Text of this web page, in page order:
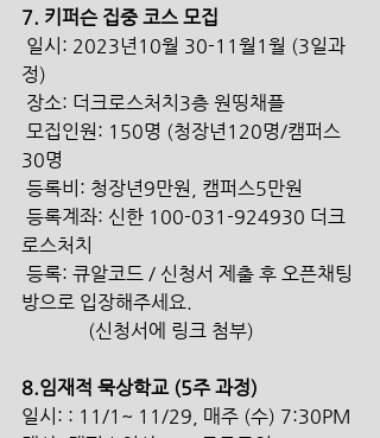
7. 키퍼슨 집중 코스 모집
정)
장소: 더크로스처치3층 원띵채플
30명
등록비: 청장년9만원, 캠퍼스5만원
로스처치
방으로 입장해주세요.
              (신청서에 링크 첨부)
8.임재적 묵상학교 (5주 과정)
일시: : 11/1~ 11/29, 매주 (수) 7:30PM